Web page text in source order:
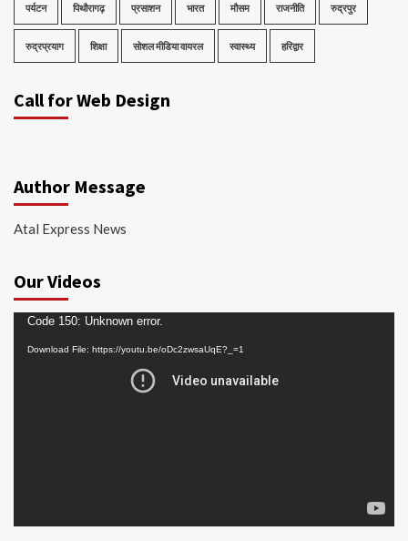
पर्यटन पिथौरागढ़ प्रसाशन भारत मौसम राजनीति रुद्रपुर
रुद्रप्रयाग शिक्षा सोशल मीडिया वायरल स्वास्थ्य हरिद्वार
Call for Web Design
Author Message
Atal Express News
Our Videos
Video
Player
Code 150: Unknown error.
Download File: https://youtu.be/oDc2zwsaUqE?_=1